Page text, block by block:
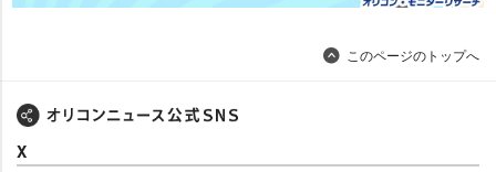
このページのトップへ
X